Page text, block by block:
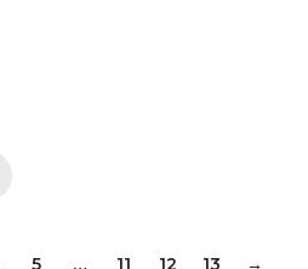
5 … 11 12 13 →